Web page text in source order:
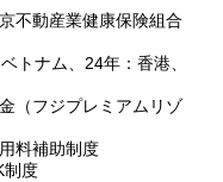
不動産業健康保険組合
トナム、24年：香港、
（フジプレミアムリゾ
料補助制度
制度